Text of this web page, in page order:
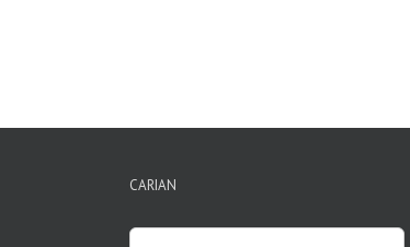
CARIAN
Search